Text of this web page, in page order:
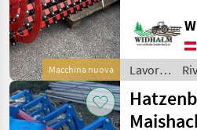
Macchina nuova
einfach
Lavorazione
attrezzi per
Lavorazione
terreno
/
Expom